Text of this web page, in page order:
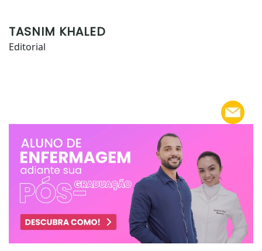
TASNIM KHALED
Editorial